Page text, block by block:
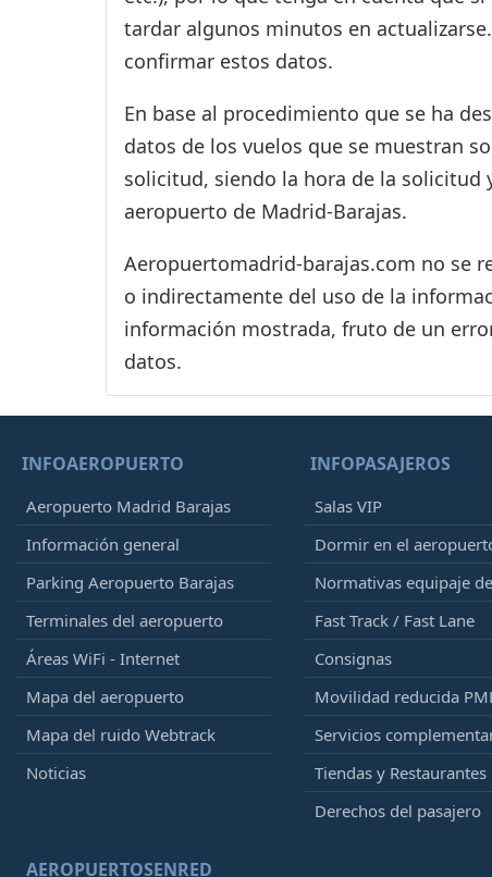
tardar algunos minutos en
confirmar estos datos.
En base al procedimiento que se ha
datos de los vuelos que se muestran
solicitud, siendo la hora de la solicitud
aeropuerto de Madrid-Barajas.
Aeropuertomadrid-barajas.com no se
o indirectamente del uso de la
información mostrada, fruto de un
datos.
INFOAEROPUERTO
Aeropuerto Madrid Barajas
Información general
Parking Aeropuerto Barajas
Terminales del aeropuerto
Áreas WiFi - Internet
Mapa del aeropuerto
Mapa del ruido Webtrack
Noticias
INFOPASAJEROS
Salas VIP
Dormir en el
Normativas equipaje
Fast Track / Fast Lane
Consignas
Movilidad reducida
Servicios
Tiendas y Restaurantes
Derechos del pasajero
AEROPUERTOSENRED